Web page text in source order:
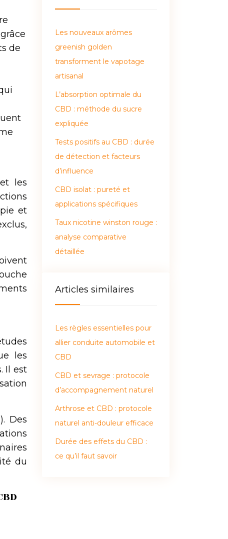
de
les
et
les
Il est
Des
du
Les nouveaux arômes
greenish golden
transforment le vapotage
artisanal
L’absorption optimale du
CBD : méthode du sucre
expliquée
Tests positifs au CBD : durée
de détection et facteurs
d’influence
CBD isolat : pureté et
applications spécifiques
Taux nicotine winston rouge :
analyse comparative
détaillée
Articles similaires
Les règles essentielles pour
allier conduite automobile et
CBD
CBD et sevrage : protocole
d’accompagnement naturel
Arthrose et CBD : protocole
naturel anti-douleur efficace
Durée des effets du CBD :
ce qu’il faut savoir